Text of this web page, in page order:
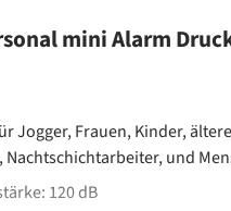
mini Alarm
Jogger, Frauen, Kinder,
Nachtschichtarbeiter, und
120 dB